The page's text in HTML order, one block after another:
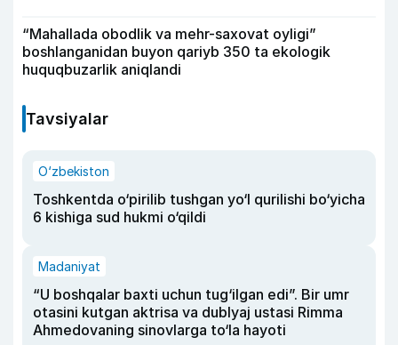
“Mahallada obodlik va mehr-saxovat oyligi”
boshlanganidan buyon qariyb 350 ta ekologik
huquqbuzarlik aniqlandi
Tavsiyalar
O‘zbekiston
Toshkentda o‘pirilib tushgan yo‘l qurilishi bo‘yicha
6 kishiga sud hukmi o‘qildi
Madaniyat
“U boshqalar baxti uchun tug‘ilgan edi”. Bir umr
otasini kutgan aktrisa va dublyaj ustasi Rimma
Ahmedovaning sinovlarga to‘la hayoti